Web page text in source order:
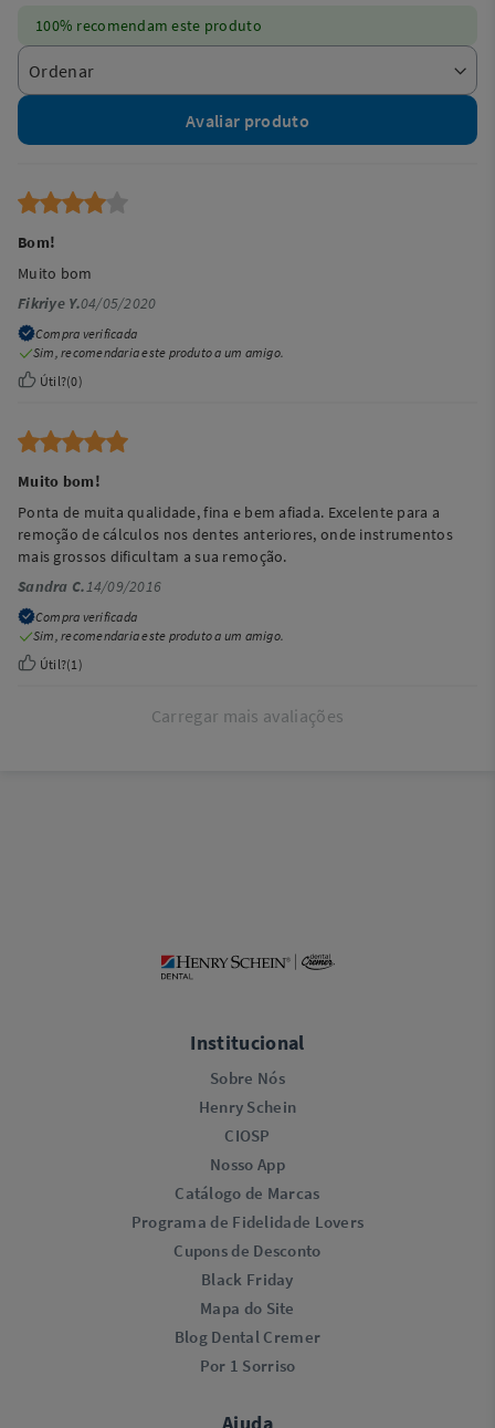
100% recomendam este produto
Avaliar produto
Bom!
Muito bom
Fikriye Y.04/05/2020
Compra verificada
Sim, recomendaria este produto a um amigo.
Útil?(0)
Muito bom!
Ponta de muita qualidade, fina e bem afiada. Excelente para a
remoção de cálculos nos dentes anteriores, onde instrumentos
mais grossos dificultam a sua remoção.
Sandra C.14/09/2016
Compra verificada
Sim, recomendaria este produto a um amigo.
Útil?(1)
Carregar mais avaliações
Institucional
Sobre Nós
Henry Schein
CIOSP
Nosso App
Catálogo de Marcas
Programa de Fidelidade Lovers​
Cupons de Desconto
Black Friday
Mapa do Site
Blog Dental Cremer
Por 1 Sorriso